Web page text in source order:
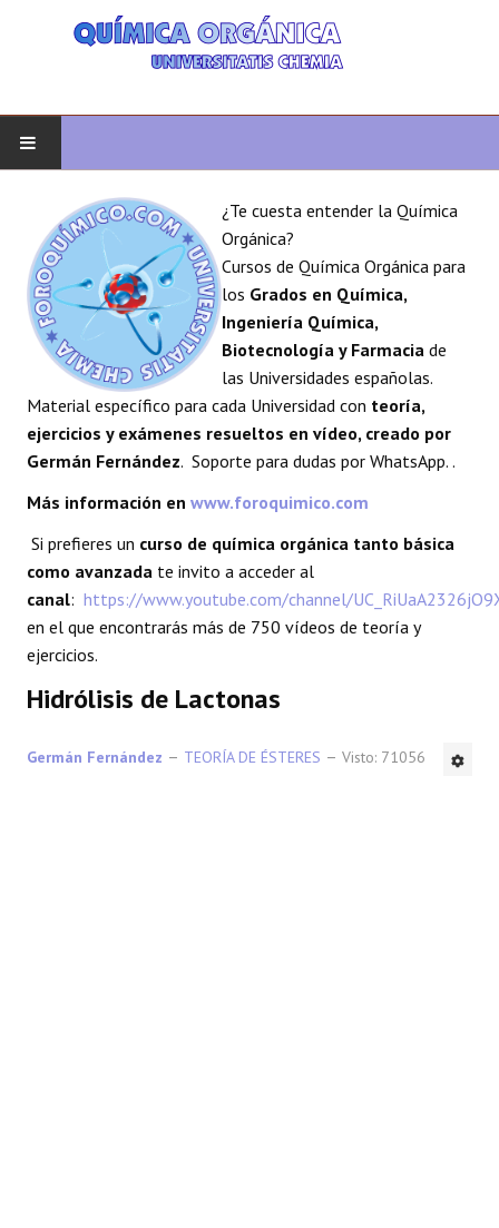
QUÍMICA ORGÁNICA
ORGÁNICA AVANZADA
HETEROCICLOS
SÍNTESIS
ESPECTROSCOPÍA
¿Te cuesta entender la Química
Orgánica?
Cursos de Química Orgánica para
los Grados en Química,
Ingeniería Química,
Biotecnología y Farmacia de
las Universidades españolas.
Material específico para cada Universidad con teoría,
ejercicios y exámenes resueltos en vídeo, creado por
Germán Fernández. Soporte para dudas por WhatsApp. .
Más información en www.foroquimico.com
Si prefieres un curso de química orgánica tanto básica
como avanzada te invito a acceder al
canal: https://www.youtube.com/channel/
en el que encontrarás más de 750 vídeos de teoría y
ejercicios.
Hidrólisis de Lactonas
Germán Fernández TEORÍA DE ÉSTERES Visto: 71056